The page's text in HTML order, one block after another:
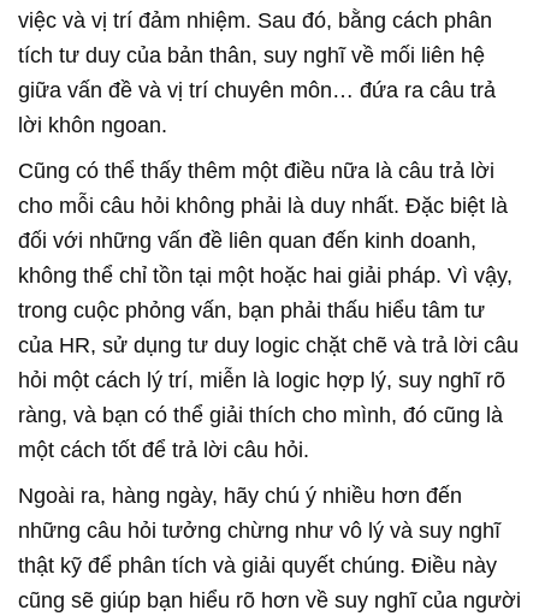
việc và vị trí đảm nhiệm. Sau đó, bằng cách phân
tích tư duy của bản thân, suy nghĩ về mối liên hệ
giữa vấn đề và vị trí chuyên môn… đứa ra câu trả
lời khôn ngoan.
Cũng có thể thấy thêm một điều nữa là câu trả lời
cho mỗi câu hỏi không phải là duy nhất. Đặc biệt là
đối với những vấn đề liên quan đến kinh doanh,
không thể chỉ tồn tại một hoặc hai giải pháp. Vì vậy,
trong cuộc phỏng vấn, bạn phải thấu hiểu tâm tư
của HR, sử dụng tư duy logic chặt chẽ và trả lời câu
hỏi một cách lý trí, miễn là logic hợp lý, suy nghĩ rõ
ràng, và bạn có thể giải thích cho mình, đó cũng là
một cách tốt để trả lời câu hỏi.
Ngoài ra, hàng ngày, hãy chú ý nhiều hơn đến
những câu hỏi tưởng chừng như vô lý và suy nghĩ
thật kỹ để phân tích và giải quyết chúng. Điều này
cũng sẽ giúp bạn hiểu rõ hơn về suy nghĩ của người